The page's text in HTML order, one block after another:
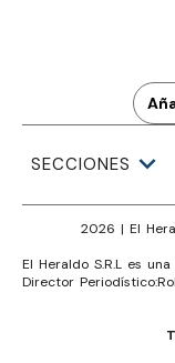
SECCIONES
2026 | El
El Heraldo S.R.L es
Director Periodístico: